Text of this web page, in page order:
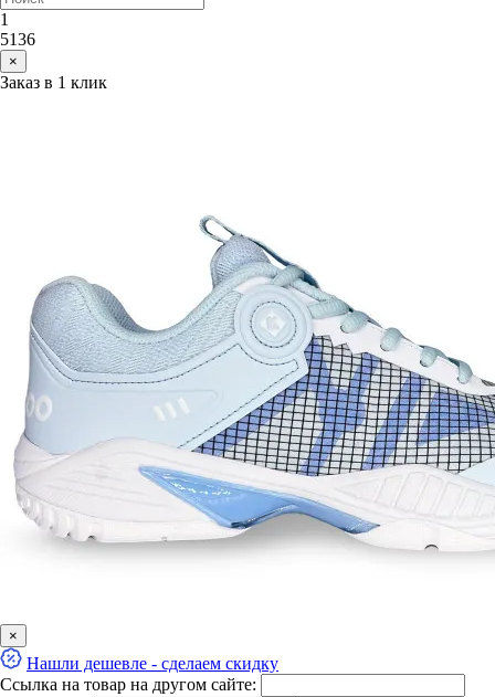
1
5136
×
Заказ в 1 клик
×
Нашли дешевле - сделаем скидку
Ссылка на товар на другом сайте: